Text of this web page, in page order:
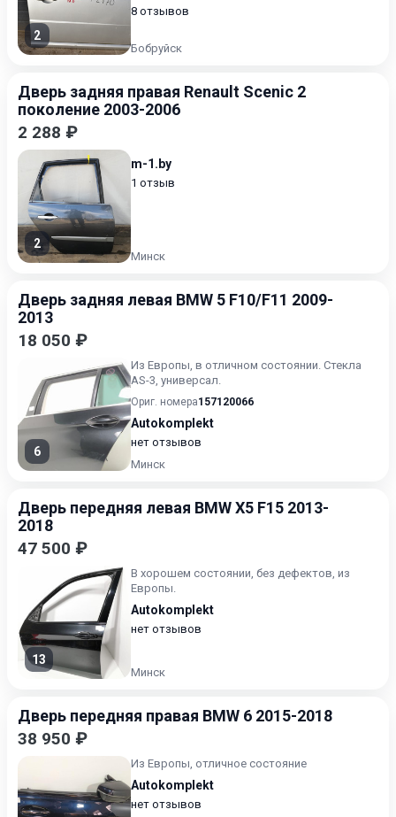
2
8 отзывов
Бобруйск
Дверь задняя правая Renault Scenic 2
поколение 2003-2006
2 288 ₽
2
m-1.by
1 отзыв
Минск
Дверь задняя левая BMW 5 F10/F11 2009-
2013
18 050 ₽
6
Из Европы, в отличном состоянии. Стекла
AS-3, универсал.
Ориг. номера157120066
Autokomplekt
нет отзывов
Минск
Дверь передняя левая BMW X5 F15 2013-
2018
47 500 ₽
13
В хорошем состоянии, без дефектов, из
Европы.
Autokomplekt
нет отзывов
Минск
Дверь передняя правая BMW 6 2015-2018
38 950 ₽
Из Европы, отличное состояние
Autokomplekt
нет отзывов